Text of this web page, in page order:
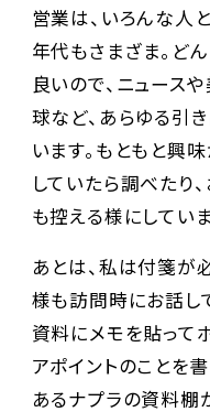
営業は、いろんな人
年代もさまざま。ど
良いので、ニュース
球など、あらゆる引
います。もともと興
していたら調べたり
も控える様にしていま
あとは、私は付箋が
様も訪問時にお話し
資料にメモを貼って
アポイントのことを
あるナプラの資料棚